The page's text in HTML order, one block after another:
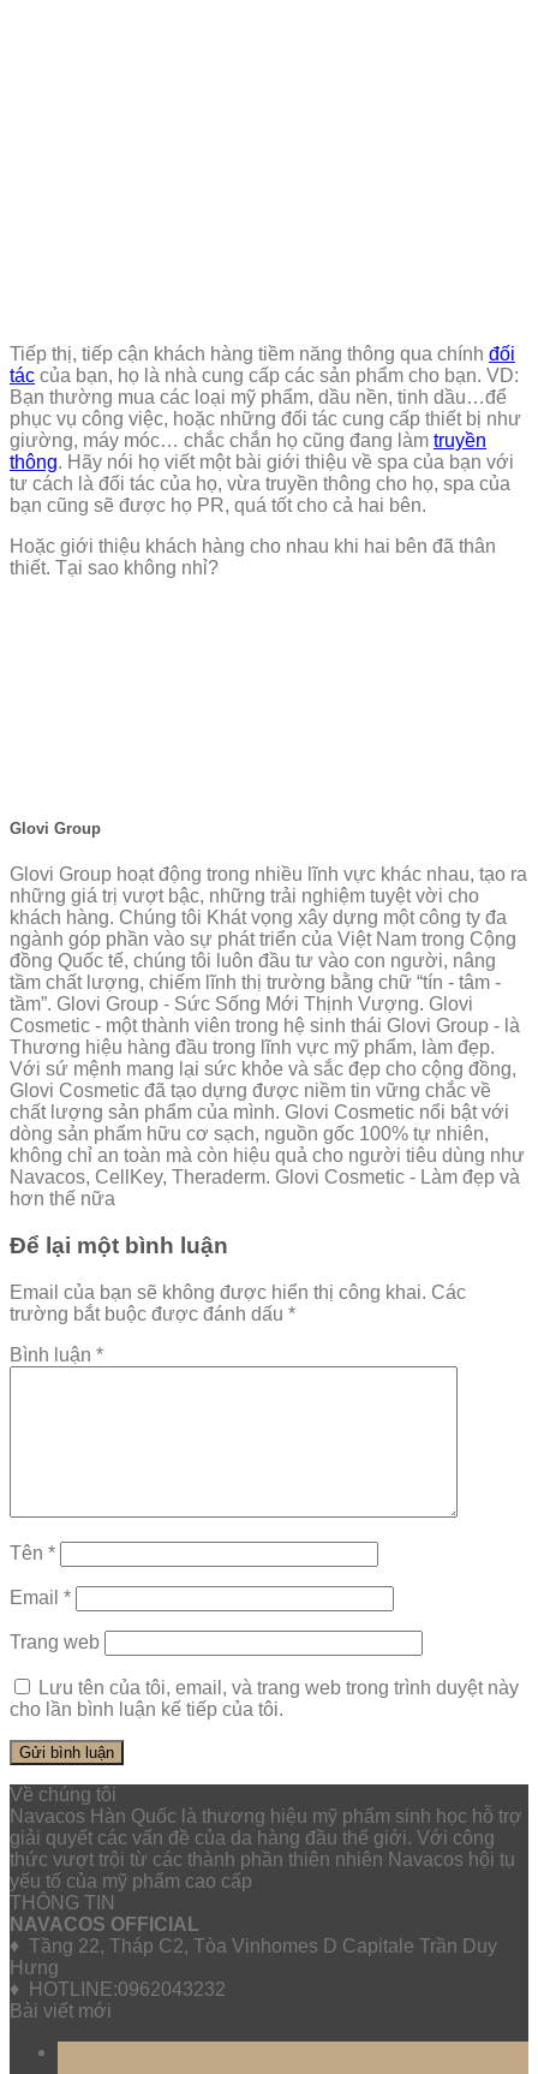
Tiếp thị, tiếp cận khách hàng tiềm năng thông qua chính đối
tác của bạn, họ là nhà cung cấp các sản phẩm cho bạn. VD:
Bạn thường mua các loại mỹ phẩm, dầu nền, tinh dầu…để
phục vụ công việc, hoặc những đối tác cung cấp thiết bị như
giường, máy móc… chắc chắn họ cũng đang làm truyền
thông. Hãy nói họ viết một bài giới thiệu về spa của bạn với
tư cách là đối tác của họ, vừa truyền thông cho họ, spa của
bạn cũng sẽ được họ PR, quá tốt cho cả hai bên.
Hoặc giới thiệu khách hàng cho nhau khi hai bên đã thân
thiết. Tại sao không nhỉ?
Glovi Group
Glovi Group hoạt động trong nhiều lĩnh vực khác nhau, tạo ra
những giá trị vượt bậc, những trải nghiệm tuyệt vời cho
khách hàng. Chúng tôi Khát vọng xây dựng một công ty đa
ngành góp phần vào sự phát triển của Việt Nam trong Cộng
đồng Quốc tế, chúng tôi luôn đầu tư vào con người, nâng
tầm chất lượng, chiếm lĩnh thị trường bằng chữ “tín - tâm -
tầm”. Glovi Group - Sức Sống Mới Thịnh Vượng. Glovi
Cosmetic - một thành viên trong hệ sinh thái Glovi Group - là
Thương hiệu hàng đầu trong lĩnh vực mỹ phẩm, làm đẹp.
Với sứ mệnh mang lại sức khỏe và sắc đẹp cho cộng đồng,
Glovi Cosmetic đã tạo dựng được niềm tin vững chắc về
chất lượng sản phẩm của mình. Glovi Cosmetic nổi bật với
dòng sản phẩm hữu cơ sạch, nguồn gốc 100% tự nhiên,
không chỉ an toàn mà còn hiệu quả cho người tiêu dùng như
Navacos, CellKey, Theraderm. Glovi Cosmetic - Làm đẹp và
hơn thế nữa
Để lại một bình luận
Email của bạn sẽ không được hiển thị công khai. Các
trường bắt buộc được đánh dấu *
Bình luận *
Tên *
Email *
Trang web
Lưu tên của tôi, email, và trang web trong trình duyệt này
cho lần bình luận kế tiếp của tôi.
Về chúng tôi
Navacos Hàn Quốc là thương hiệu mỹ phẩm sinh học hỗ trợ
giải quyết các vấn đề của da hàng đầu thế giới. Với công
thức vượt trội từ các thành phần thiên nhiên Navacos hội tụ
yếu tố của mỹ phẩm cao cấp
THÔNG TIN
NAVACOS OFFICIAL
♦ Tầng 22, Tháp C2, Tòa Vinhomes D Capitale Trần Duy
Hưng
♦ HOTLINE:0962043232
Bài viết mới